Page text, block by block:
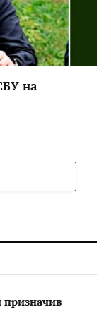
на
призначив